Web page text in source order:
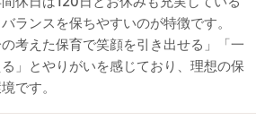
ランスを保ちやすいのが特徴です。
考えた保育で笑顔を引き出せる」「一
」とやりがいを感じており、理想の保
です。